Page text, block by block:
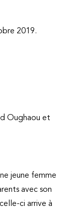
2019.
Oughaou et
jeune femme
avec son
ci arrive à